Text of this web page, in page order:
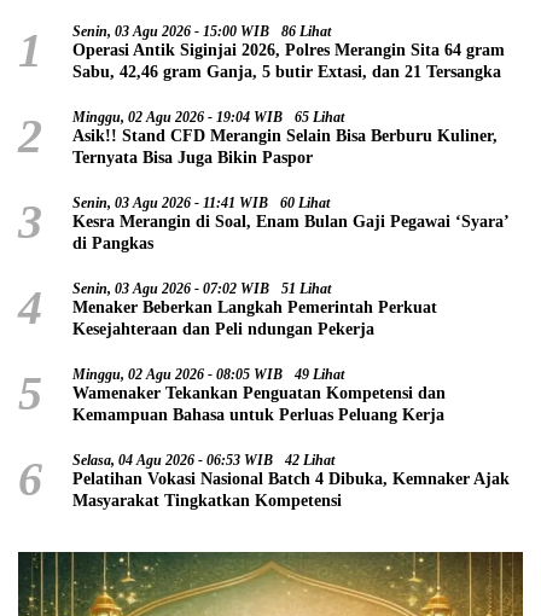
1 Senin, 03 Agu 2026 - 15:00 WIB 86 Lihat
Operasi Antik Siginjai 2026, Polres Merangin Sita 64 gram
Sabu, 42,46 gram Ganja, 5 butir Extasi, dan 21 Tersangka
2 Minggu, 02 Agu 2026 - 19:04 WIB 65 Lihat
Asik!! Stand CFD Merangin Selain Bisa Berburu Kuliner,
Ternyata Bisa Juga Bikin Paspor
3 Senin, 03 Agu 2026 - 11:41 WIB 60 Lihat
Kesra Merangin di Soal, Enam Bulan Gaji Pegawai ‘Syara’
di Pangkas
4 Senin, 03 Agu 2026 - 07:02 WIB 51 Lihat
Menaker Beberkan Langkah Pemerintah Perkuat
Kesejahteraan dan Peli ndungan Pekerja
5 Minggu, 02 Agu 2026 - 08:05 WIB 49 Lihat
Wamenaker Tekankan Penguatan Kompetensi dan
Kemampuan Bahasa untuk Perluas Peluang Kerja
6 Selasa, 04 Agu 2026 - 06:53 WIB 42 Lihat
Pelatihan Vokasi Nasional Batch 4 Dibuka, Kemnaker Ajak
Masyarakat Tingkatkan Kompetensi